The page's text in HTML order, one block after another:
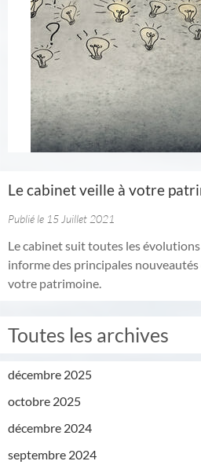
Le cabinet veille à votre
Publié le 15 Juillet 2021
Le cabinet suit toutes les
informe des principales
votre patrimoine.
Toutes les archives
décembre 2025
octobre 2025
décembre 2024
septembre 2024